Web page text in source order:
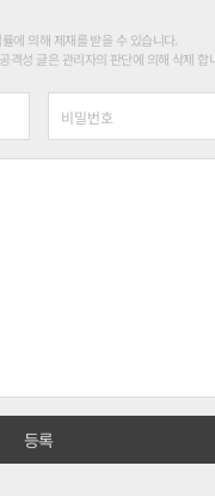
에 의해 제재를 받을 수 있습니다.
격성 글은 관리자의 판단에 의해 삭제 합